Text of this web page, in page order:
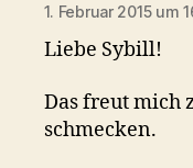
1. Februar 2015 um
Liebe Sybill!
Das freut mich
schmecken.